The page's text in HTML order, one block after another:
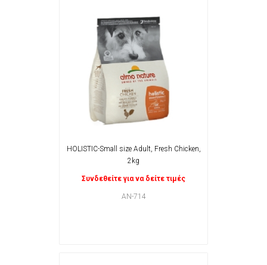
HOLISTIC-Small size Adult, Fresh Chicken,
2kg
Συνδεθείτε για να δείτε τιμές
AN-714